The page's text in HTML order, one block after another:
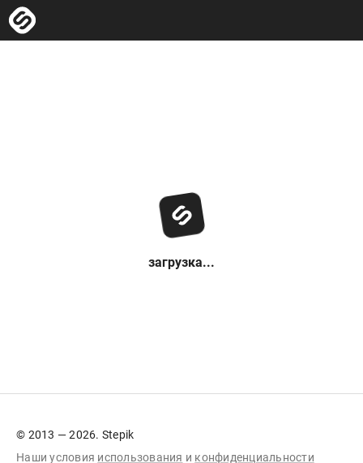
загрузка...
© 2013 — 2026. Stepik
Наши условия использования и конфиденциальности